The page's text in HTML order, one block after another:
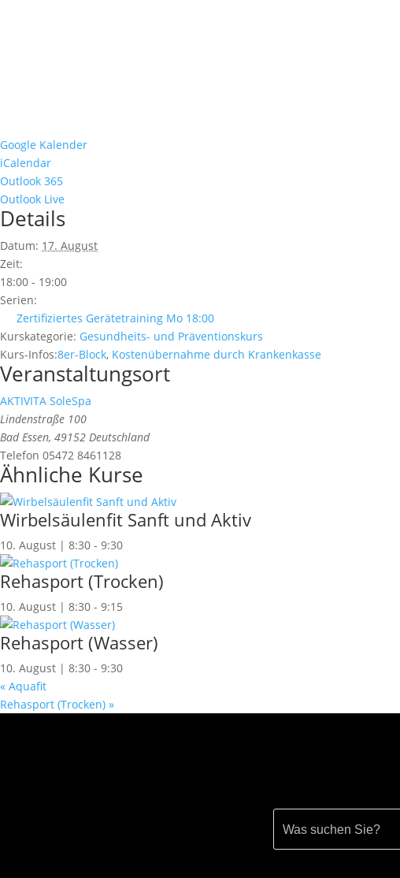
Google Kalender
iCalendar
Outlook 365
Outlook Live
Details
Datum: 17. August
Zeit:
18:00 - 19:00
Serien:
Zertifiziertes Gerätetraining Mo 18:00
Kurskategorie: Gesundheits- und Präventionskurs
Kurs-Infos:8er-Block, Kostenübernahme durch Krankenkasse
Veranstaltungsort
AKTIVITA SoleSpa
Lindenstraße 100
Bad Essen, 49152 Deutschland
Telefon 05472 8461128
Ähnliche Kurse
Wirbelsäulenfit Sanft und Aktiv
10. August | 8:30 - 9:30
Rehasport (Trocken)
10. August | 8:30 - 9:15
Rehasport (Wasser)
10. August | 8:30 - 9:30
« Aquafit
Rehasport (Trocken) »